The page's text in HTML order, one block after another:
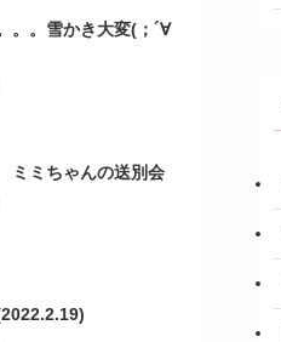
。。雪かき大変(；´∀
ミちゃんの送別会